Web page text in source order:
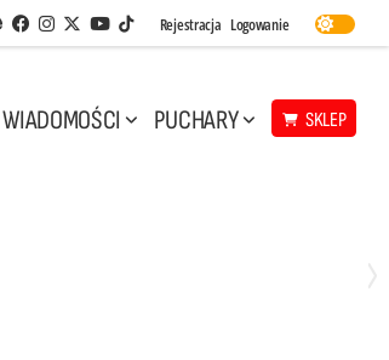
Aplikacja Siatkarskie Ligi
Facebook
Instagram
Twitter
Youtube
TikTok
Rejestracja Logowanie
WIADOMOŚCI PUCHARY SKLEP